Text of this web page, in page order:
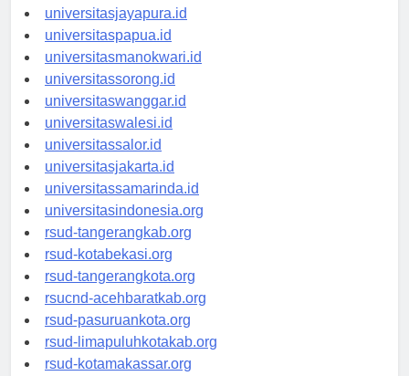
universitasjayapura.id
universitaspapua.id
universitasmanokwari.id
universitassorong.id
universitaswanggar.id
universitaswalesi.id
universitassalor.id
universitasjakarta.id
universitassamarinda.id
universitasindonesia.org
rsud-tangerangkab.org
rsud-kotabekasi.org
rsud-tangerangkota.org
rsucnd-acehbaratkab.org
rsud-pasuruankota.org
rsud-limapuluhkotakab.org
rsud-kotamakassar.org